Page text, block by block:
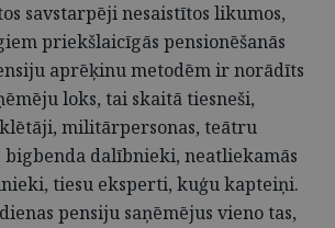
savstarpēji nesaistītos likumos,
priekšlaicīgās pensionēšanās
aprēķinu metodēm ir norādīts
loks, tai skaitā tiesneši,
militārpersonas, teātru
bigbenda dalībnieki, neatliekamās
tiesu eksperti, kuģu kapteiņi.
pensiju saņēmējus vieno tas,